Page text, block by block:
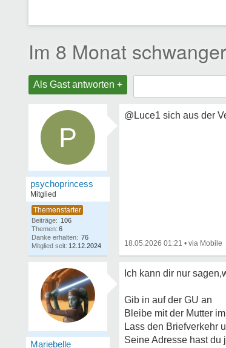
Im 8 Monat
Als Gast antworten +
P
psychoprincess
Mitglied
Beiträge: 106
Themen: 6
Danke erhalten: 76
Mitglied seit: 12.12.2024
@Luce1 sich aus der
18.05.2026 01:21 •
Mariebelle
Ich kann dir nur
Gib in auf der GU an
Bleibe mit der Mutter
Lass den Briefverkehr
Seine Adresse hast du